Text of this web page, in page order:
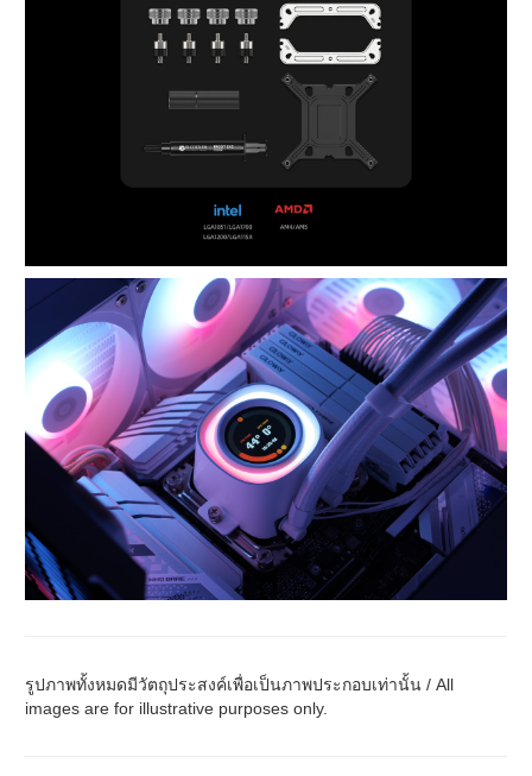
รูปภาพทั้งหมดมีวัตถุประสงค์เพื่อเป็นภาพประกอบเท่านั้น / All
images are for illustrative purposes only.